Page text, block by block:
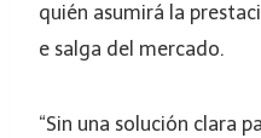
quién asumirá la
e salga del mercado.
“Sin una solución clara